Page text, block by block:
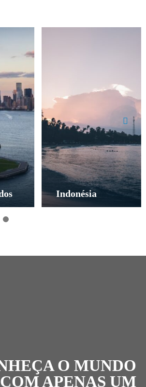
Indonésia
O MUNDO
COM APENAS UM